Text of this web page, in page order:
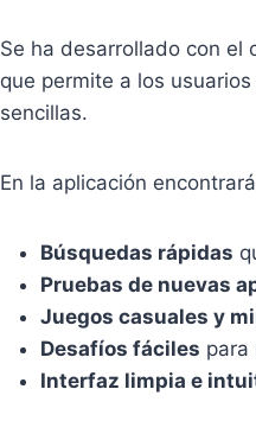
Se ha desarrollado con el
que permite a los
sencillas.
En la aplicación
Búsquedas rápidas
Pruebas de nuevas
Juegos casuales y
Desafíos fáciles para
Interfaz limpia e